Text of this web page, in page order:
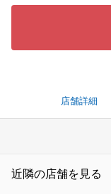
店舗詳細
近隣の店舗を見る